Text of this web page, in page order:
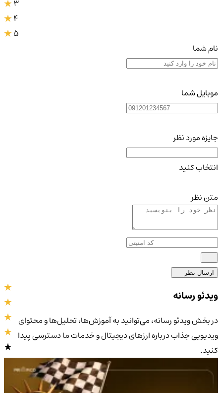
3
4
5
نام شما
موبایل شما
جایزه مورد نظر
انتخاب کنید
متن نظر
ارسال نظر
4.9/5
ویدئو رسانه
در بخش ویدئو رسانه، می‌توانید به آموزش‌ها، تحلیل‌ها و محتوای
ویدیویی جذاب درباره ارزهای دیجیتال و خدمات ما دسترسی پیدا
کنید.